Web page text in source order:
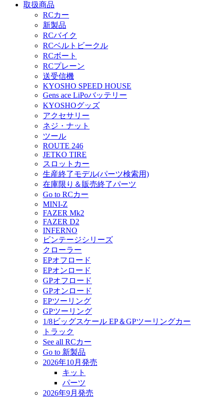
取扱商品
RCカー
新製品
RCバイク
RCベルトビークル
RCボート
RCプレーン
送受信機
KYOSHO SPEED HOUSE
Gens ace LiPoバッテリー
KYOSHOグッズ
アクセサリー
ネジ・ナット
ツール
ROUTE 246
JETKO TIRE
スロットカー
生産終了モデル(パーツ検索用)
在庫限り＆販売終了パーツ
Go to RCカー
MINI-Z
FAZER Mk2
FAZER D2
INFERNO
ビンテージシリーズ
クローラー
EPオフロード
EPオンロード
GPオフロード
GPオンロード
EPツーリング
GPツーリング
1/8ビッグスケール EP＆GPツーリングカー
トラック
See all RCカー
Go to 新製品
2026年10月発売
キット
パーツ
2026年9月発売